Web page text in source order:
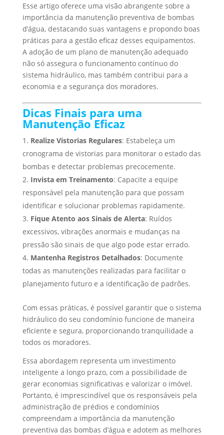
Esse artigo oferece uma visão abrangente sobre a
importância da manutenção preventiva de bombas
d’água, destacando suas vantagens e propondo boas
práticas para a gestão eficaz desses equipamentos.
A adoção de um plano de manutenção adequado
não só assegura o funcionamento contínuo do
sistema hidráulico, mas também contribui para a
economia e a segurança dos moradores.
Dicas Finais para uma
Manutenção Eficaz
Realize Vistorias Regulares: Estabeleça um
cronograma de vistorias para monitorar o estado das
bombas e detectar problemas precocemente.
Invista em Treinamento: Capacite a equipe
responsável pela manutenção para que possam
identificar e solucionar problemas rapidamente.
Fique Atento aos Sinais de Alerta: Ruídos
excessivos, vibrações anormais e mudanças na
pressão são sinais de que algo pode estar errado.
Mantenha Registros Detalhados: Documente
todas as manutenções realizadas para facilitar o
planejamento futuro e a identificação de padrões.
Com essas práticas, é possível garantir que o sistema
hidráulico do seu condomínio funcione de maneira
eficiente e segura, proporcionando tranquilidade a
todos os moradores.
Essa abordagem representa um investimento
inteligente a longo prazo, com a possibilidade de
gerar economias significativas e valorizar o imóvel.
Portanto, é imprescindível que os responsáveis pela
administração de prédios e condomínios
compreendam a importância da manutenção
preventiva das bombas d’água e adotem as melhores